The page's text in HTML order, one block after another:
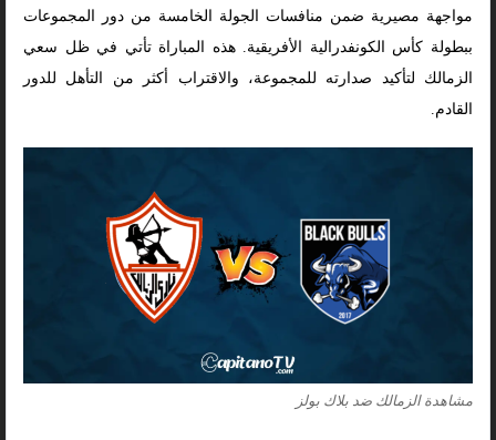
مواجهة مصيرية ضمن منافسات الجولة الخامسة من دور المجموعات
ببطولة كأس الكونفدرالية الأفريقية. هذه المباراة تأتي في ظل سعي
الزمالك لتأكيد صدارته للمجموعة، والاقتراب أكثر من التأهل للدور
القادم.
مشاهدة الزمالك ضد بلاك بولز